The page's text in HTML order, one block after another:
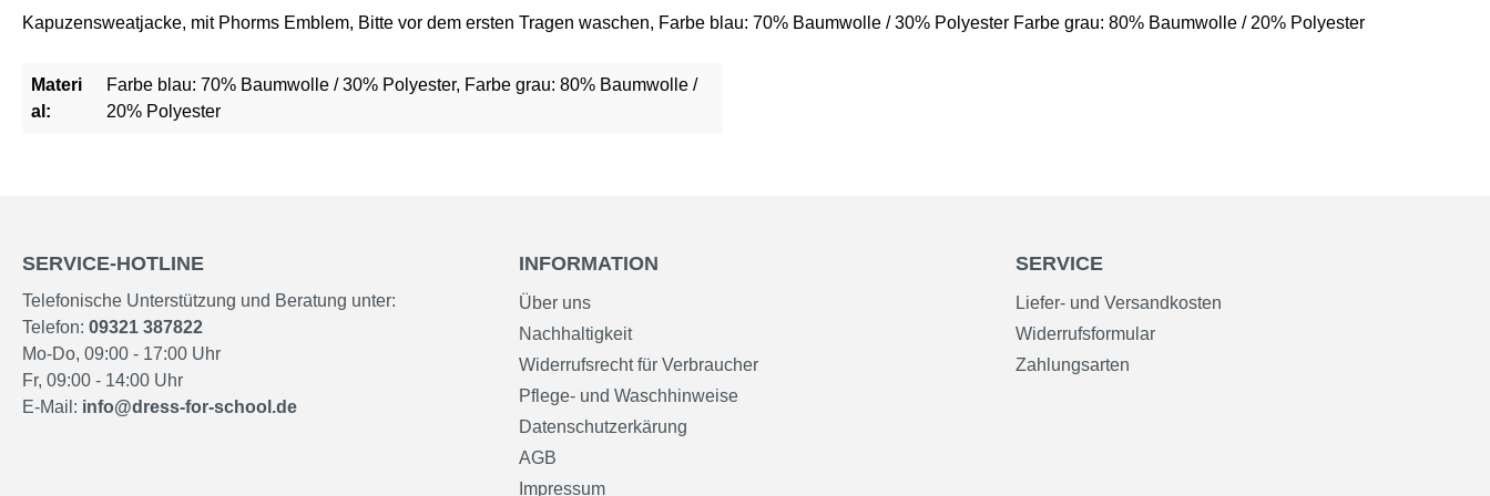
Kapuzensweatjacke, mit Phorms Emblem, Bitte vor dem ersten Tragen waschen, Farbe blau: 70% Baumwolle / 30% Polyester Farbe grau: 80% Baumwolle / 20% Polyester
Materi
al:
Farbe blau: 70% Baumwolle / 30% Polyester, Farbe grau: 80% Baumwolle /
20% Polyester
SERVICE-HOTLINE
Telefonische Unterstützung und Beratung unter:
Telefon: 09321 387822
Mo-Do, 09:00 - 17:00 Uhr
Fr, 09:00 - 14:00 Uhr
E-Mail: info@dress-for-school.de
INFORMATION
Über uns
Nachhaltigkeit
Widerrufsrecht für Verbraucher
Pflege- und Waschhinweise
Datenschutzerkärung
AGB
Impressum
SERVICE
Liefer- und Versandkosten
Widerrufsformular
Zahlungsarten